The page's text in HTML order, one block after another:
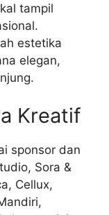
tampil
estetika
elegan,
Kreatif
sponsor dan
Sora &
Cellux,